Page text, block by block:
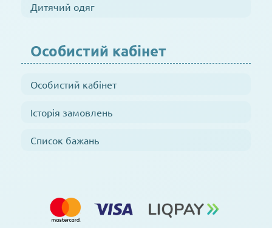
Дитячий одяг
Особистий кабінет
Особистий кабінет
Історія замовлень
Список бажань